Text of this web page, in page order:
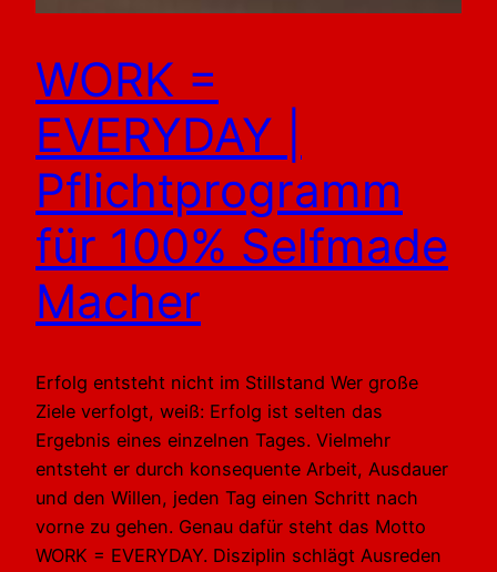
WORK =
EVERYDAY |
Pflichtprogramm
für 100% Selfmade
Macher
Erfolg entsteht nicht im Stillstand Wer große
Ziele verfolgt, weiß: Erfolg ist selten das
Ergebnis eines einzelnen Tages. Vielmehr
entsteht er durch konsequente Arbeit, Ausdauer
und den Willen, jeden Tag einen Schritt nach
vorne zu gehen. Genau dafür steht das Motto
WORK = EVERYDAY. Disziplin schlägt Ausreden